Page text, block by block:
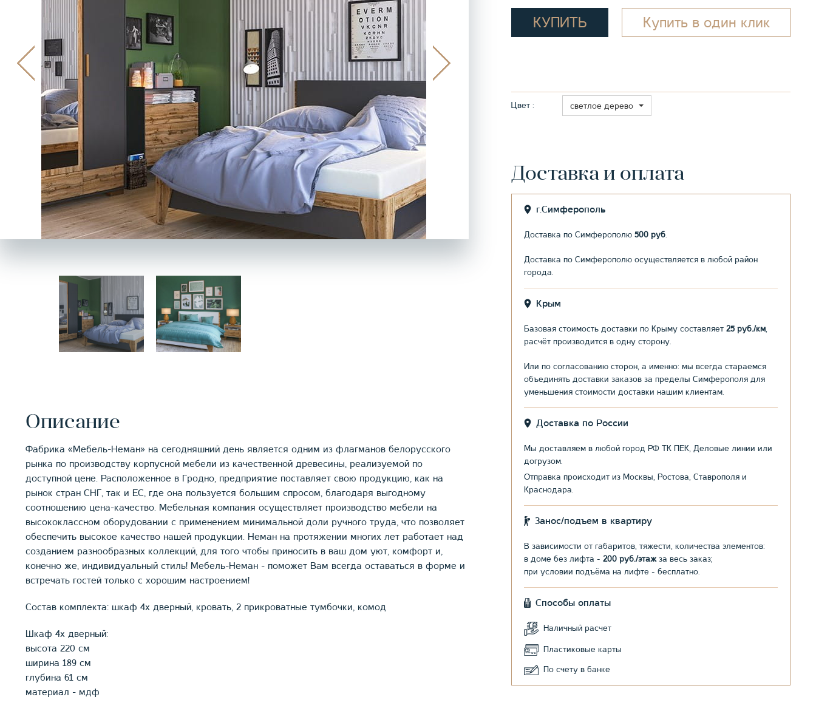
КУПИТЬ Купить в один клик
Цвет : светлое дерево
Доставка и оплата
г.Симферополь
Доставка по Симферополю 500 руб
Доставка по Симферополю осуществляется в любой район
города.
Крым
Базовая стоимость доставки по Крыму составляет 25 руб./км
расчёт производится в одну сторону.
Или по согласованию сторон, а именно: мы всегда стараемся
объединять доставки заказов за пределы Симферополя для
уменьшения стоимости доставки нашим клиентам.
Доставка по России
Мы доставляем в любой город РФ ТК ПЕК, Деловые линии или
догрузом.
Отправка происходит из Москвы, Ростова, Ставрополя и
Краснодара.
Занос/подъем в квартиру
В зависимости от габаритов, тяжести, количества элементов:
в доме без лифта - 200 руб./этажза весь заказ;
при условии подъёма на лифте - бесплатно.
Способы оплаты
Наличный расчет
Пластиковые карты
По счету в банке
Описание
Фабрика «Мебель-Неман» на сегодняшний день является одним из флагманов белорусского
рынка по производству корпусной мебели из качественной древесины, реализуемой по
доступной цене. Расположенное в Гродно, предприятие поставляет свою продукцию, как на
рынок стран СНГ, так и ЕС, где она пользуется большим спросом, благодаря выгодному
соотношению цена-качество. Мебельная компания осуществляет производство мебели на
высококлассном оборудовании с применением минимальной доли ручного труда, что позволяет
обеспечить высокое качество нашей продукции. Неман на протяжении многих лет работает над
созданием разнообразных коллекций, для того чтобы приносить в ваш дом уют, комфорт и,
конечно же, индивидуальный стиль! Мебель-Неман - поможет Вам всегда оставаться в форме и
встречать гостей только с хорошим настроением!
Состав комплекта: шкаф 4х дверный, кровать, 2 прикроватные тумбочки, комод
Шкаф 4х дверный:
высота 220 см
ширина 189 см
глубина 61 см
материал - мдф